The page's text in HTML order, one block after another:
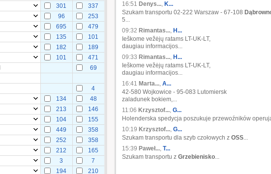
301
337
96
253
695
479
135
101
182
189
101
471
69
4
134
48
213
146
104
155
449
358
252
358
212
165
3
7
194 210
16:51 Denys..., K...
Szukam transportu 02-222 Warszaw - 67-108
5...
09:32 Rimantas..., H...
Ieškome vežėjų ratams LT-UK-LT,
daugiau informacijos...
09:33 Rimantas..., H...
Ieškome vežėjų ratams LT-UK-LT,
daugiau informacijos...
16:41 Marta..., A...
42-580 Wojkowice - 95-083 Lutomiersk
zaladunek bokiem,...
11:06 Krzysztof..., G...
Holenderska spedycja poszukuje przewoźników
10:19 Krzysztof..., G...
Szukam transportu dla szyb czołowych z OSS...
15:39 Paweł..., T...
Szukam transportu z Grzebienisko...